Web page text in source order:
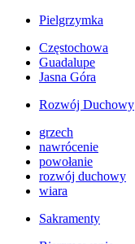
Pielgrzymka
Częstochowa
Guadalupe
Jasna Góra
Rozwój Duchowy
grzech
nawrócenie
powołanie
rozwój duchowy
wiara
Sakramenty